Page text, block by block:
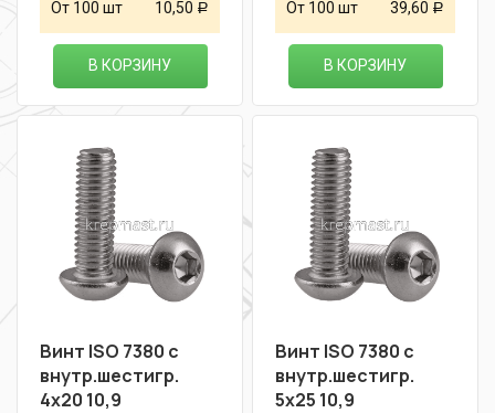
От 100 шт 10,50 Р
В КОРЗИНУ
От 100 шт 39,60 Р
В КОРЗИНУ
Винт ISO 7380 с
внутр.шестигр.
4х20 10,9
Винт ISO 7380 с
внутр.шестигр.
5х25 10,9